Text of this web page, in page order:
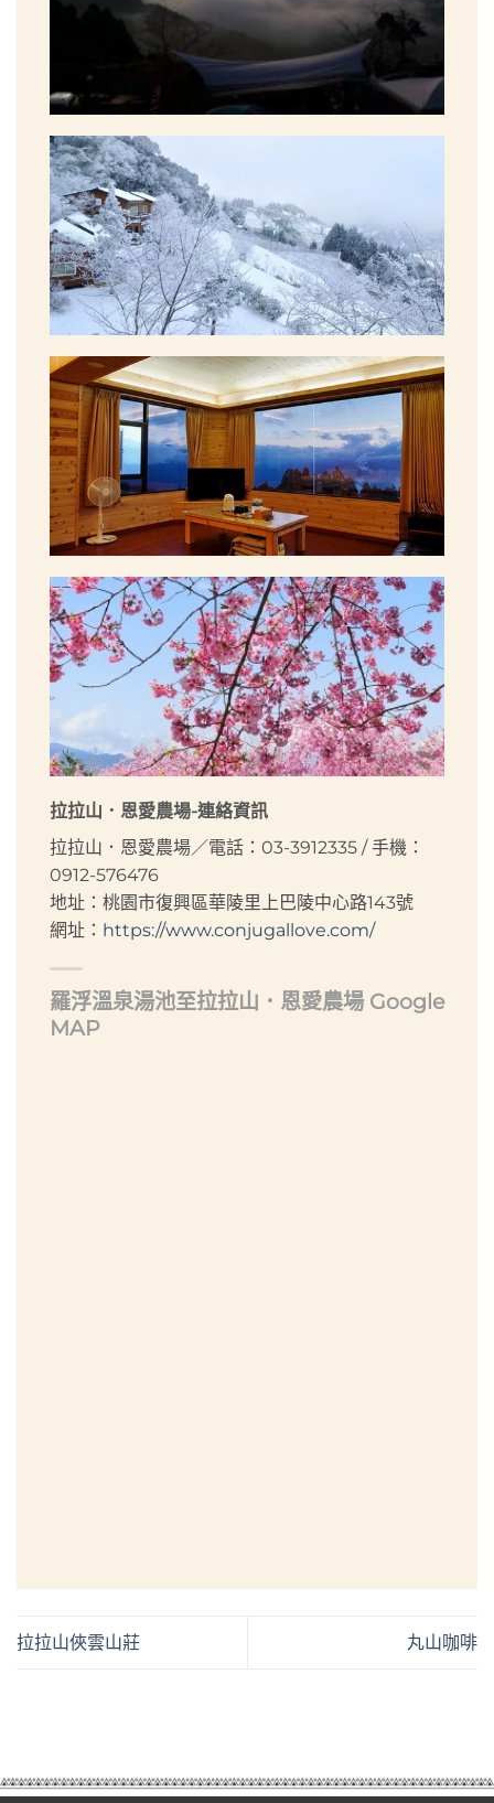
拉拉山．恩愛農場-連絡資訊
拉拉山．恩愛農場／電話：03-3912335 / 手機：
0912-576476
地址：桃園市復興區華陵里上巴陵中心路143號
網址： https://www.conjugallove.com/
羅浮溫泉湯池至拉拉山．恩愛農場 Google
MAP
拉拉山俠雲山莊 丸山咖啡